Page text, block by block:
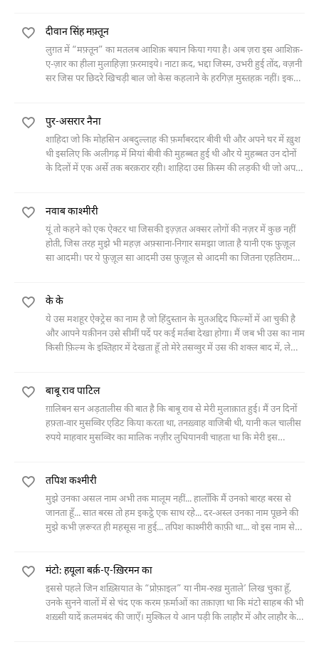
दीवान सिंह मफ़्तून
लुग़त में “मफ़्तून” का मतलब आशिक़ बयान किया गया है। अब ज़रा इस आशिक़-
ए-ज़ार का हीला मुलाहिज़ा फ़रमाइये। नाटा क़द, भद्दा जिस्म, उभरी हुई तोंद, वज़नी
सर जिस पर छिदरे खिचड़ी बाल जो केस कहलाने के हरगिज़ मुस्तहक़ नहीं। इकट्ठे
पुर-असरार नैना
शाहिदा जो कि मोहसिन अबदुल्लाह की फ़र्मांबरदार बीवी थी और अपने घर में ख़ुश
थी इसलिए कि अलीगढ़ में मियां बीवी की मुहब्बत हुई थी और ये मुहब्बत उन दोनों
के दिलों में एक अर्से तक बरक़रार रही। शाहिदा उस क़िस्म की लड़की थी जो अपने
नवाब काश्मीरी
यूं तो कहने को एक ऐक्टर था जिसकी इज़्ज़त अक्सर लोगों की नज़र में कुछ नहीं
होती, जिस तरह मुझे भी महज़ अफ़्साना-निगार समझा जाता है यानी एक फ़ुज़ूल
सा आदमी। पर ये फ़ुज़ूल सा आदमी उस फ़ुज़ूल से आदमी का जितना एहतिराम
के के
ये उस मशहूर ऐक्ट्रेस का नाम है जो हिंदुस्तान के मुतअद्दिद फिल्मों में आ चुकी है
और आपने यक़ीनन उसे सीमीं पर्दे पर कई मर्तबा देखा होगा। मैं जब भी उस का नाम
किसी फ़िल्म के इश्तिहार में देखता हूँ तो मेरे तसव्वुर में उस की शक्ल बाद में, लेकिन
बाबू राव पाटिल
ग़ालिबन सन अड़तालीस की बात है कि बाबू राव से मेरी मुलाक़ात हुई। मैं उन दिनों
हफ़्ता-वार मुसव्विर एडिट किया करता था, तनख़्वाह वाजिबी थी, यानी कल चालीस
रुपये माहवार मुसव्विर का मालिक नज़ीर लुधियानवी चाहता था कि मेरी इस
तपिश कश्मीरी
मुझे उनका असल नाम अभी तक मालूम नहीं... हालाँकि मैं उनको बारह बरस से
जानता हूँ... सात बरस तो हम इकट्ठे एक साथ रहे... दर-अस्ल उनका नाम पूछने की
मुझे कभी ज़रूरत ही महसूस ना हुई... तपिश काश्मीरी काफ़ी था... वो इस नाम से
मंटो: हयूला बर्क़-ए-ख़िरमन का
इससे पहले जिन शख़्सियात के “प्रोफ़ाइल” या नीम-रुख़ मुताले’ लिख चुका हूँ,
उनके सुनने वालों ‎में से चंद एक करम फ़र्माओं का तक़ाज़ा था कि मंटो साहब की भी
शख़्सी यादें क़लमबंद की ‎जाएँ। मुश्किल ये आन पड़ी कि लाहौर में और लाहौर के